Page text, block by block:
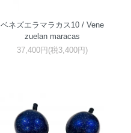
ベネズエラマラカス10 / Vene
zuelan maracas
37,400円(税3,400円)